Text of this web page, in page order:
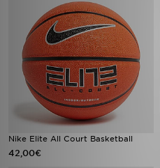
Nike Elite All Court Basketball
42,00€